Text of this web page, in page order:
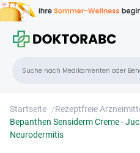
Startseite /Rezeptfreie
Bepanthen Sensiderm Creme -
Neurodermitis
und Rötung